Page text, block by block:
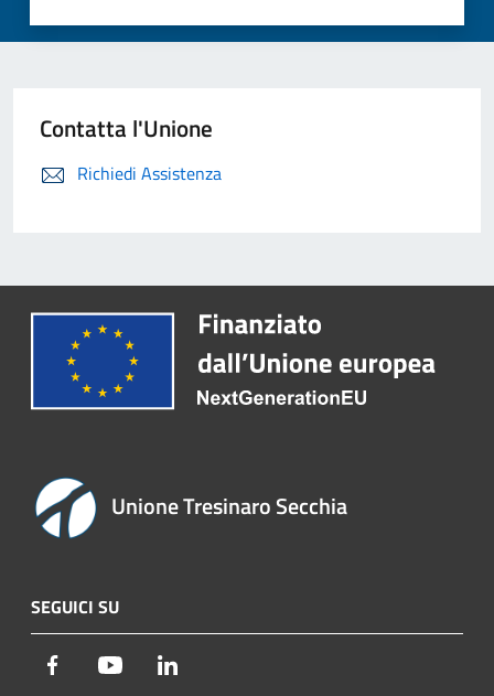
Contatta l'Unione
Richiedi Assistenza
Unione Tresinaro Secchia
SEGUICI SU
Facebook Youtube